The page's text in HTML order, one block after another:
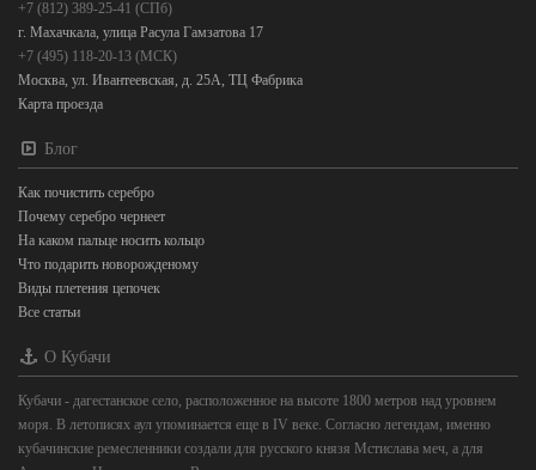
+7 (812) 389-25-41 (СПб)
г. Махачкала, улица Расула Гамзатова 17
+7 (495) 118-20-13 (МСК)
Москва, ул. Ивантеевская, д. 25А, ТЦ Фабрика
Карта проезда
Блог
Как почистить серебро
Почему серебро чернеет
На каком пальце носить кольцо
Что подарить новорожденому
Виды плетения цепочек
Все статьи
О Кубачи
Кубачи - дагестанское село, расположенное на высоте 1800 метров над уровнем
моря. В летописях аул упоминается еще в IV веке. Согласно легендам, именно
кубачинские ремесленники создали для русского князя Мстислава меч, а для